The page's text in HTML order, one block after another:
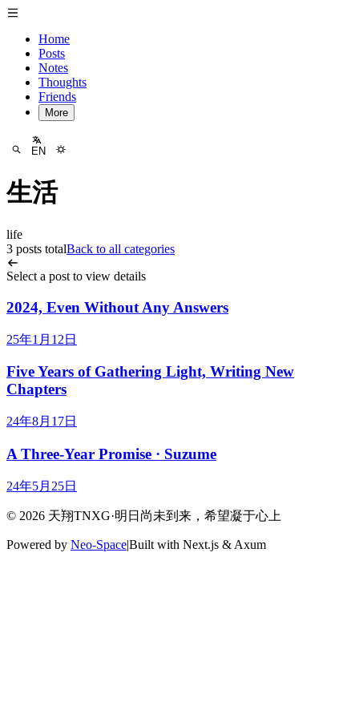
Home
Posts
Notes
Thoughts
Friends
More
EN
生活
life
3 posts totalBack to all categories
Select a post to view details
2024, Even Without Any Answers
25年1月12日
Five Years of Gathering Light, Writing New
Chapters
24年8月17日
A Three-Year Promise · Suzume
24年5月25日
© 2026 天翔TNXG·明日尚未到来，希望凝于心上
Powered by Neo-Space|Built with Next.js & Axum